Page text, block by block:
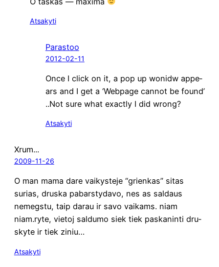
Atsakyti
Parastoo
2012-02-11
Once I click on it, a pop up wonidw appe­
ars and I get a ‘Webpa­ge can­not be found’
..Not sure what exact­ly I did wrong?
Atsakyti
Xrum...
2009-11-26
O man mama dare vai­kys­te­je “grien­kas” sitas
surias, drus­ka pabars­ty­da­vo, nes as sal­daus
nemegs­tu, taip darau ir savo vai­kams. niam
niam.ryte, vie­toj sal­du­mo siek tiek paska­nin­ti dru­
s­ky­te ir tiek ziniu…
Atsakyti